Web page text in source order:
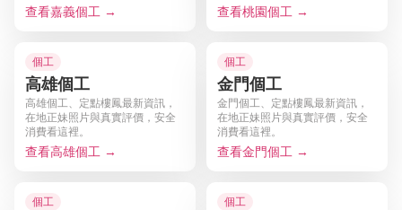
查看嘉義個工 → 查看桃園個工 →
個工
高雄個工
高雄個工、定點樓鳳最新資訊，
在地正妹照片與真實評價，安全
消費看這裡。
查看高雄個工 →
個工
金門個工
金門個工、定點樓鳳最新資訊，
在地正妹照片與真實評價，安全
消費看這裡。
查看金門個工 →
個工 個工